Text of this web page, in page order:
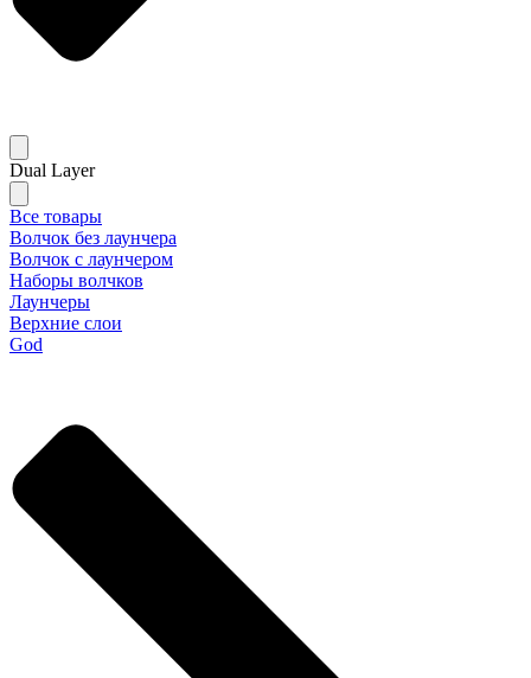
Dual Layer
Все товары
Волчок без лаунчера
Волчок с лаунчером
Наборы волчков
Лаунчеры
Верхние слои
God